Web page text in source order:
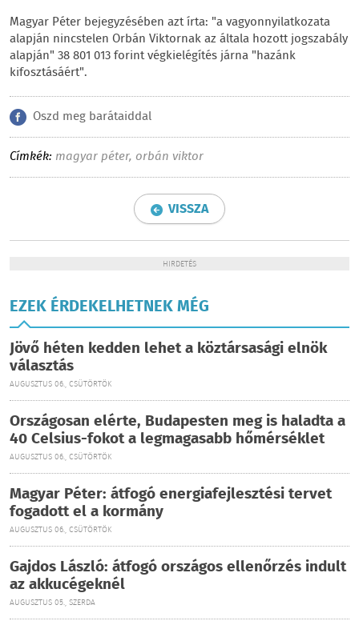
Magyar Péter bejegyzésében azt írta: "a vagyonnyilatkozata
alapján nincstelen Orbán Viktornak az általa hozott jogszabály
alapján" 38 801 013 forint végkielégítés járna "hazánk
kifosztásáért".
Oszd meg barátaiddal
Címkék: magyar péter, orbán viktor
VISSZA
HIRDETÉS
EZEK ÉRDEKELHETNEK MÉG
Jövő héten kedden lehet a köztársasági elnök
választás
AUGUSZTUS 06., CSÜTÖRTÖK
Országosan elérte, Budapesten meg is haladta a
40 Celsius-fokot a legmagasabb hőmérséklet
AUGUSZTUS 06., CSÜTÖRTÖK
Magyar Péter: átfogó energiafejlesztési tervet
fogadott el a kormány
AUGUSZTUS 06., CSÜTÖRTÖK
Gajdos László: átfogó országos ellenőrzés indult
az akkucégeknél
AUGUSZTUS 05., SZERDA